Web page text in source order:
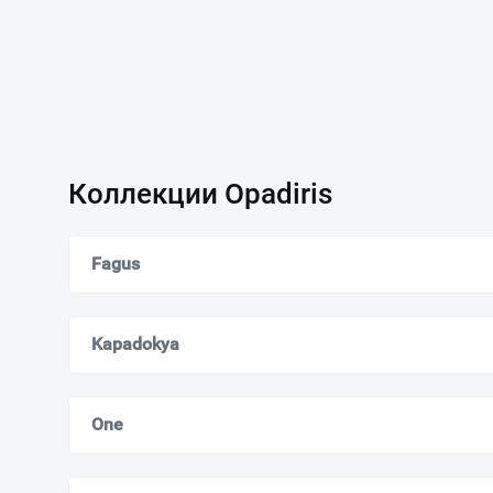
Коллекции Opadiris
Fagus
Kapadokya
One